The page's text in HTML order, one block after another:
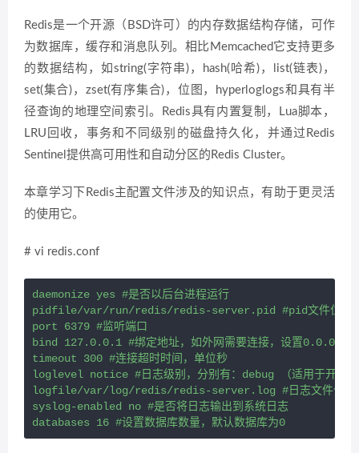
Redis是一个开源（BSD许可）的内存数据结构存储，可作
为数据库，缓存和消息队列。相比Memcached它支持更多
的数据结构，如string(字符串)，hash(哈希)，list(链表)，
set(集合)，zset(有序集合)，位图，hyperloglogs和具有半
径查询的地理空间索引。Redis具有内置复制，Lua脚本，
LRU回收，事务和不同级别的磁盘持久化，并通过Redis
Sentinel提供高可用性和自动分区的Redis Cluster。
本章学习下Redis主配置文件涉及的知识点，有助于更灵活
的使用它。
# vi redis.conf
daemonize yes #是否以后台进程运行
pidfile/var/run/redis/redis-server.pid #pid文件位置
port 6379 #监听端口
bind 127.0.0.1 #绑定地址，如外网需要连接，设置0.0.0.0
timeout 300 #连接超时时间，单位秒
loglevel notice #日志级别，分别有：debug （适用于开发和
logfile/var/log/redis/redis-server.log #日志文件位置
syslog-enabled no #是否将日志输出到系统日志